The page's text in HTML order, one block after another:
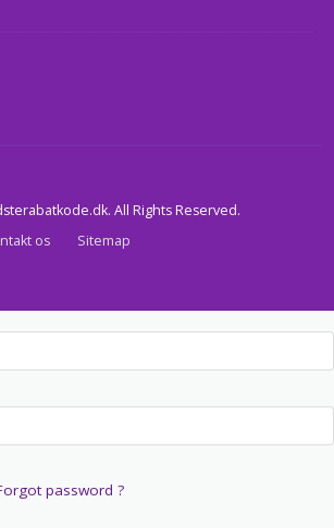
All Rights Reserved.
os Sitemap
password ?